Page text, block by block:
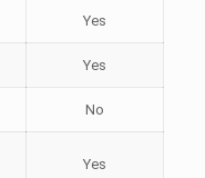
Yes
Yes
No
Yes